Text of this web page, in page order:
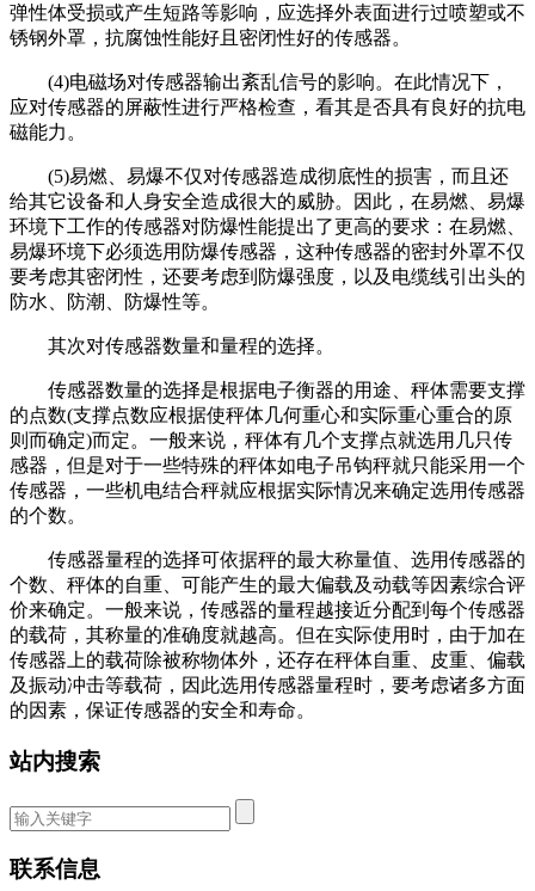
弹性体受损或产生短路等影响，应选择外表面进行过喷塑或不
锈钢外罩，抗腐蚀性能好且密闭性好的传感器。
(4)电磁场对传感器输出紊乱信号的影响。在此情况下，
应对传感器的屏蔽性进行严格检查，看其是否具有良好的抗电
磁能力。
(5)易燃、易爆不仅对传感器造成彻底性的损害，而且还
给其它设备和人身安全造成很大的威胁。因此，在易燃、易爆
环境下工作的传感器对防爆性能提出了更高的要求：在易燃、
易爆环境下必须选用防爆传感器，这种传感器的密封外罩不仅
要考虑其密闭性，还要考虑到防爆强度，以及电缆线引出头的
防水、防潮、防爆性等。
其次对传感器数量和量程的选择。
传感器数量的选择是根据电子衡器的用途、秤体需要支撑
的点数(支撑点数应根据使秤体几何重心和实际重心重合的原
则而确定)而定。一般来说，秤体有几个支撑点就选用几只传
感器，但是对于一些特殊的秤体如电子吊钩秤就只能采用一个
传感器，一些机电结合秤就应根据实际情况来确定选用传感器
的个数。
传感器量程的选择可依据秤的最大称量值、选用传感器的
个数、秤体的自重、可能产生的最大偏载及动载等因素综合评
价来确定。一般来说，传感器的量程越接近分配到每个传感器
的载荷，其称量的准确度就越高。但在实际使用时，由于加在
传感器上的载荷除被称物体外，还存在秤体自重、皮重、偏载
及振动冲击等载荷，因此选用传感器量程时，要考虑诸多方面
的因素，保证传感器的安全和寿命。
站内搜索
联系信息